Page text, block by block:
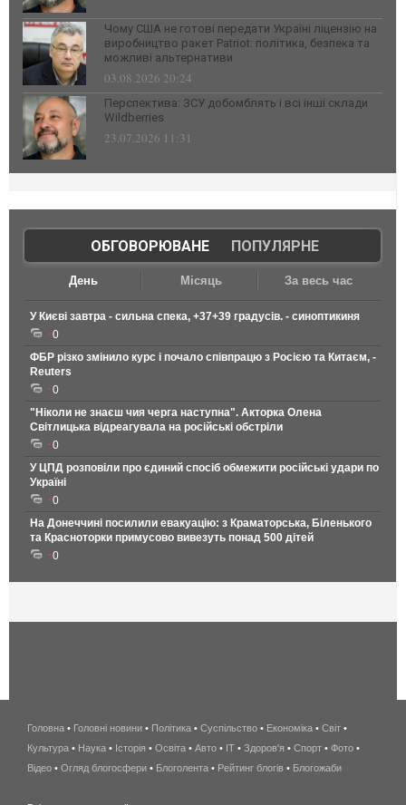
Чому США не готові передати Україні ліцензію на
виробництво ракет Patriot: політика, безпека та
можливі альтернативи
03.08.2026 20:24
Перспектива: ЗСУ добомблять і всі інші склади
Wildberries
23.07.2026 11:31
ОБГОВОРЮВАНЕ| ПОПУЛЯРНЕ
День Місяць За весь час
У Києві завтра - сильна спека, +37+39 градусів. - синоптикиня
0
ФБР різко змінило курс і почало співпрацю з Росією та Китаєм, -
Reuters
0
"Ніколи не знаєш чия черга наступна". Акторка Олена
Світлицька відреагувала на російські обстріли
0
У ЦПД розповіли про єдиний спосіб обмежити російські удари по
Україні
0
На Донеччині посилили евакуацію: з Краматорська, Біленького
та Красноторки примусово вивезуть понад 500 дітей
0
беспроводной
интернет
киев
Головна • Головні новини • Політика • Суспільство • Економіка • Світ •
Культура • Наука • Історія • Освіта • Авто • IT • Здоров'я • Спорт • Фото •
Відео • Огляд блогосфери • Блоголента • Рейтинг блогів • Блогожаби